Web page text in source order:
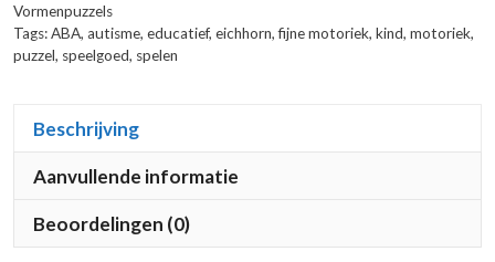
Vormenpuzzels
Tags:ABA, autisme, educatief, eichhorn,fijne motoriek, kind, motoriek,
puzzel, speelgoed, spelen
Beschrijving
Aanvullende informatie
Beoordelingen (0)